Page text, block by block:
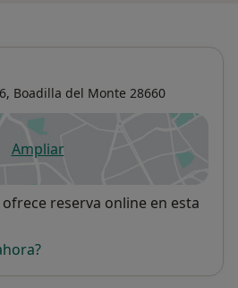
Boadilla del Monte 28660
Ampliarse abre en una nueva
reserva online en esta